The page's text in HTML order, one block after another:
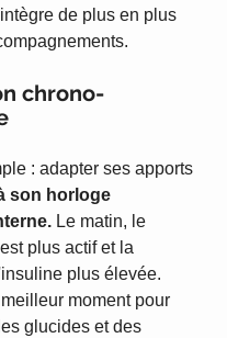
de plus en plus
chrono-
: adapter ses apports
son horloge
Le matin, le
plus actif et la
plus élevée.
moment pour
glucides et des